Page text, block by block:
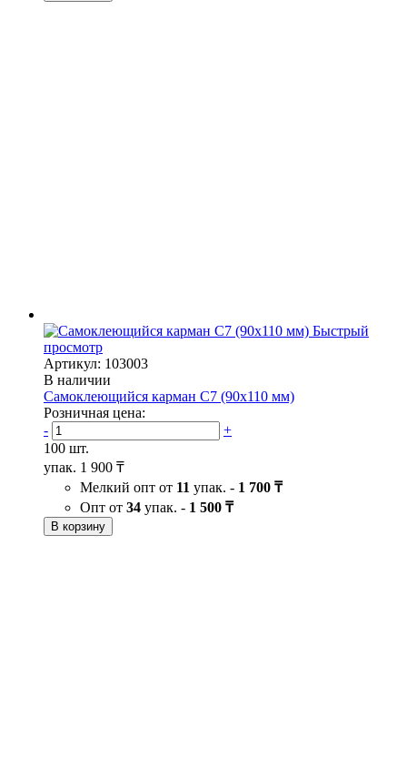
Быстрый
просмотр
Артикул: 103003
В наличии
Самоклеющийся карман C7 (90х110 мм)
Розничная цена:
-
+
100 шт.
упак. 1 900 ₸
Мелкий опт от 11 упак. - 1 700 ₸
Опт от 34 упак. - 1 500 ₸
В корзину